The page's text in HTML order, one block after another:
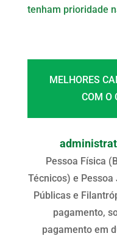
tenham prioridade
MELHORES
COM O
Pessoa Física
Técnicos) e
Públicas e
pagamento,
pagamento em